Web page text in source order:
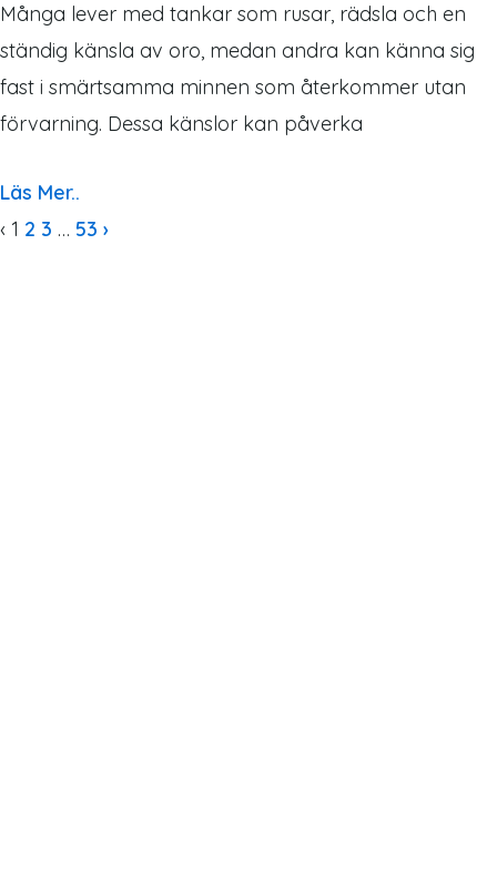
Många lever med tankar som rusar, rädsla och en
ständig känsla av oro, medan andra kan känna sig
fast i smärtsamma minnen som återkommer utan
förvarning. Dessa känslor kan påverka
Läs Mer..
‹ 1 2 3 … 53 ›